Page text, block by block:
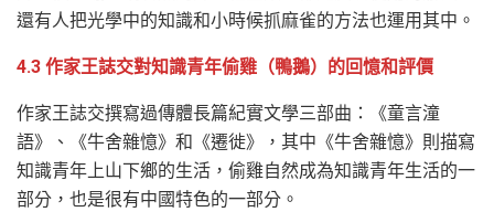
還有人把光學中的知識和小時候抓麻雀的方法也運用其中。
4.3 作家王誌交對知識青年偷雞（鴨鵝）的回憶和評價
作家王誌交撰寫過傳體長篇紀實文學三部曲：《童言潼
語》、《牛舍雜憶》和《遷徙》，其中《牛舍雜憶》則描寫
知識青年上山下鄉的生活，偷雞自然成為知識青年生活的一
部分，也是很有中國特色的一部分。